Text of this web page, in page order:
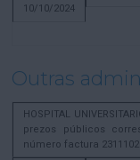
10/10/2024
Outras
HOSPITAL
prezos públicos
número factura